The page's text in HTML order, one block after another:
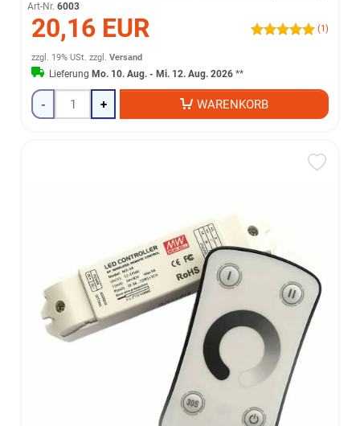
Art-Nr. 6003
20,16 EUR (1)
zzgl. 19% USt. zzgl.Versand
Lieferung Mo. 10. Aug. - Mi. 12. Aug. 2026 **
- + WARENKORB